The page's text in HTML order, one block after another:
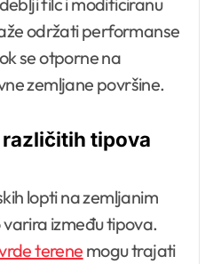
održati performanse
se otporne na
zemljane površine.
tipova
lopti na zemljanim
između tipova.
terene mogu trajati